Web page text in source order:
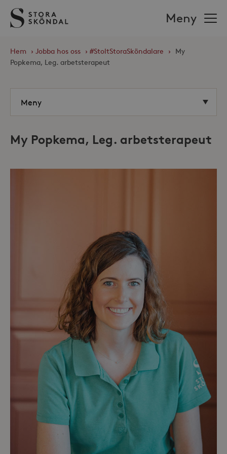
Stora
Sköndal
Meny
Hem › Jobba hos oss › #StoltStoraSköndalare ›
My
Popkema, Leg. arbetsterapeut
My Popkema, Leg. arbetsterapeut